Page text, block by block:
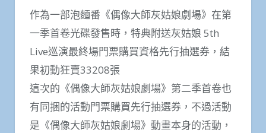
作為一部泡麵番《偶像大師灰姑娘劇場》在第
一季首卷光碟發售時，特典附送灰姑娘 5th
Live巡演最終場門票購買資格先行抽選券，結
果初動狂賣33208張
這次的《偶像大師灰姑娘劇場》第二季首卷也
有同捆的活動門票購買先行抽選券，不過活動
是《偶像大師灰姑娘劇場》動畫本身的活動，